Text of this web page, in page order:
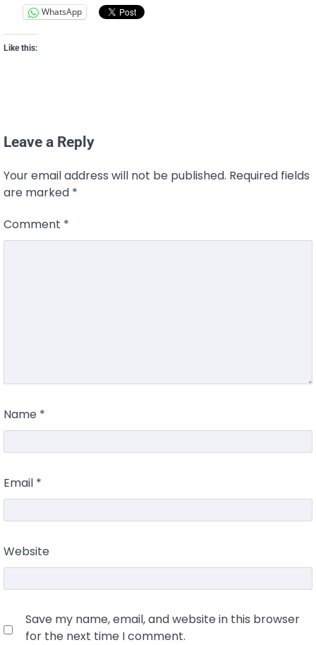
WhatsApp
Like this:
Leave a Reply
Your email address will not be published. Required fields
are marked *
Comment *
Name *
Email *
Website
Save my name, email, and website in this browser
for the next time I comment.